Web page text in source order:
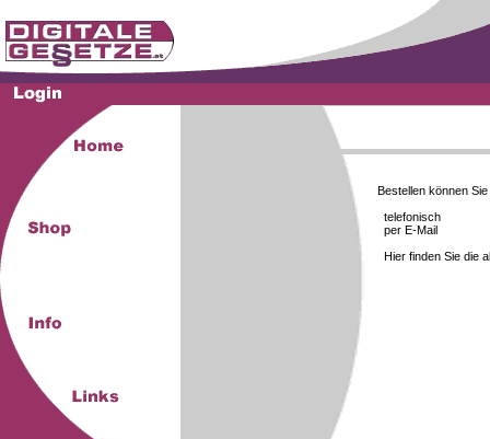
Bestellen können Sie
telefonisch
per E-Mail
Hier finden Sie die